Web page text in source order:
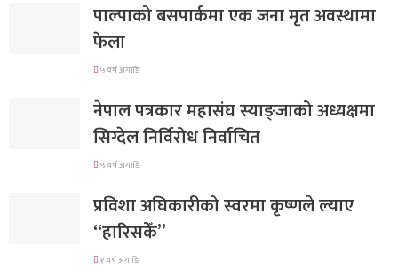
पाल्पाको बसपार्कमा एक जना मृत अवस्थामा
फेला
५ वर्ष अगाडि
नेपाल पत्रकार महासंघ स्याङ्जाको अध्यक्षमा
सिग्देल निर्विरोध निर्वाचित
५ वर्ष अगाडि
प्रविशा अघिकारीको स्वरमा कृष्णले ल्याए
“हारिसकेँ”
१ वर्ष अगाडि